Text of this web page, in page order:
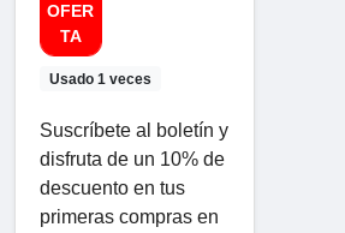
OFER
TA
Usado 1 veces
Suscríbete al boletín y
disfruta de un 10% de
descuento en tus
primeras compras en